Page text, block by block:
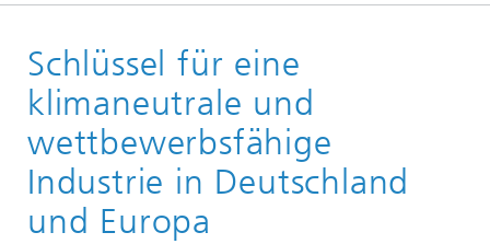
Veranstaltungen
Vergangene Veranstaltungen
Schlüssel für eine
klimaneutrale und
wettbewerbsfähige
Industrie in Deutschland
und Europa